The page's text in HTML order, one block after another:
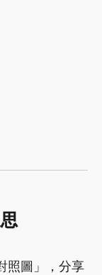
照圖」，分享